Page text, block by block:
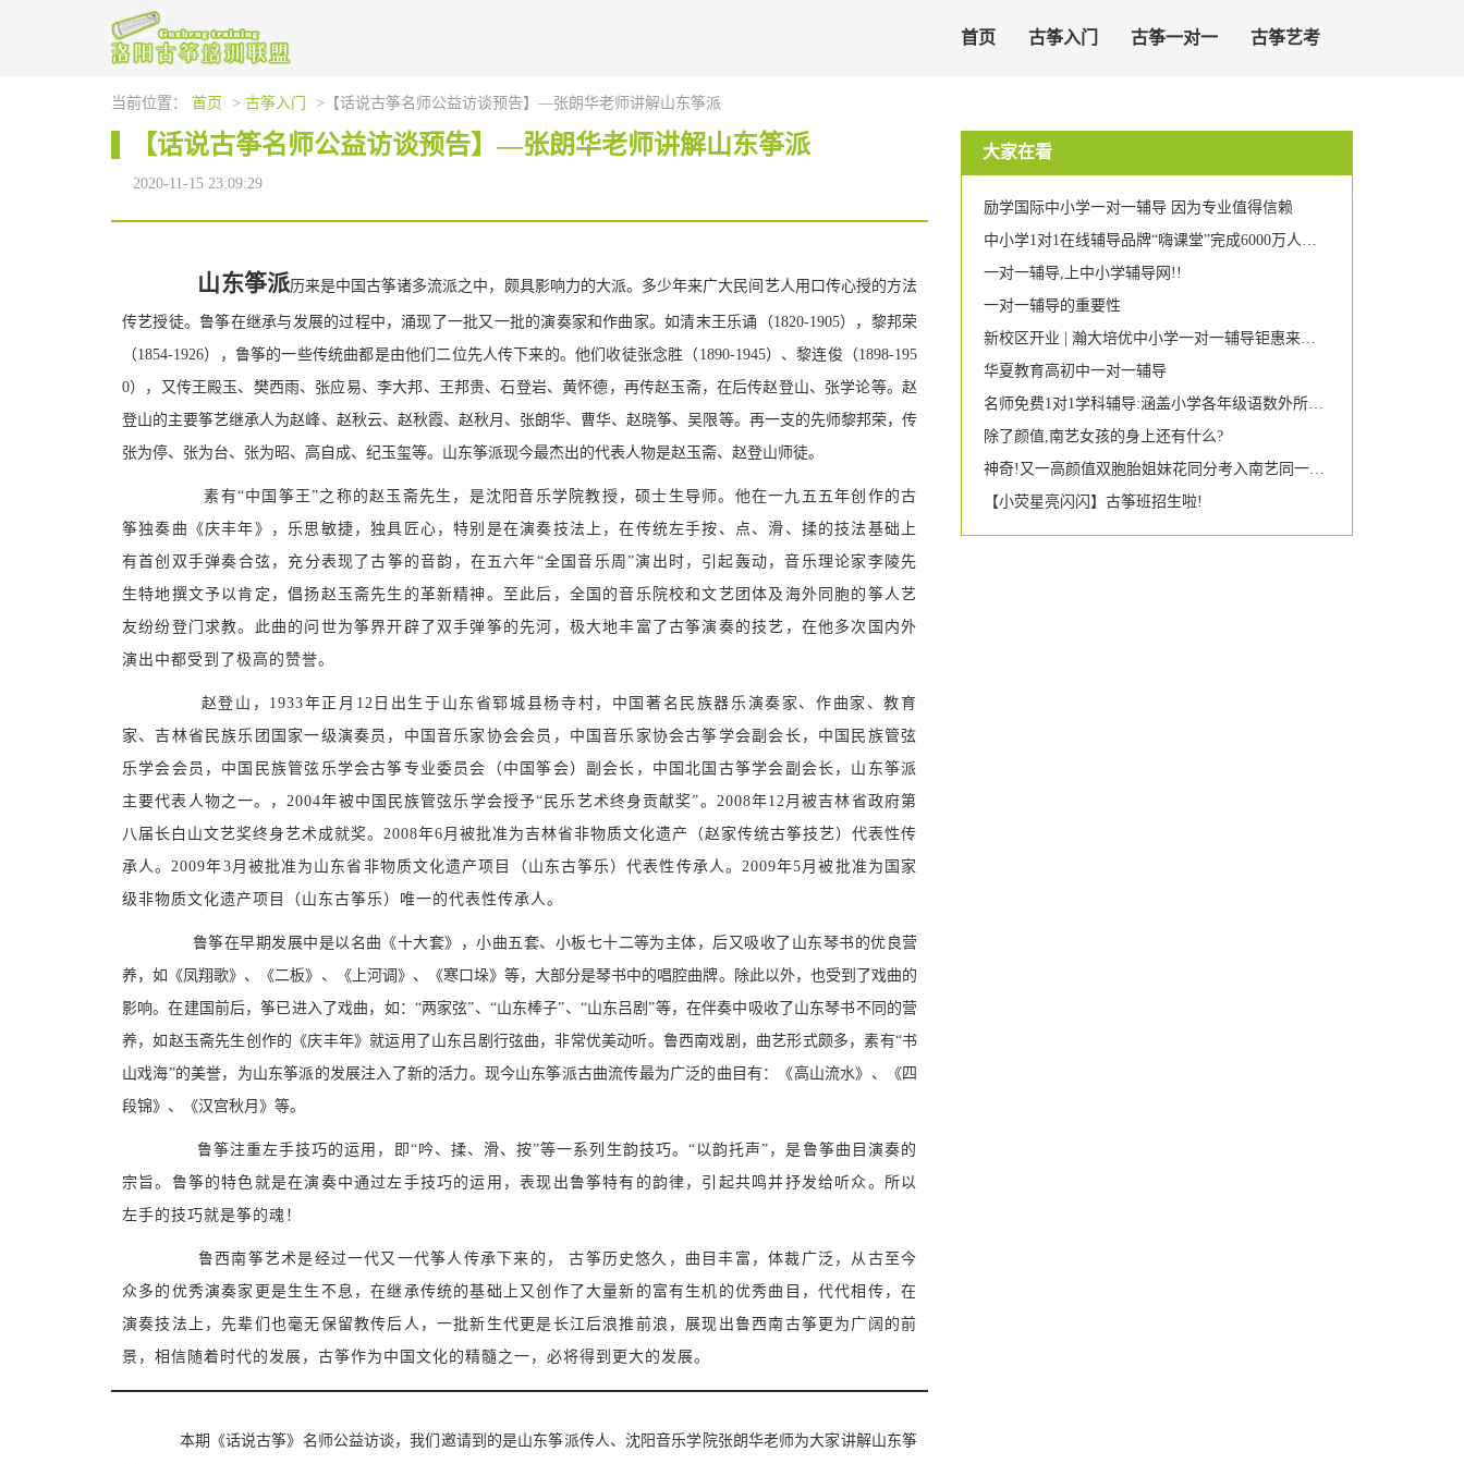
首页 古筝入门 古筝一对一 古筝艺考
当前位置： 首页 > 古筝入门 >【话说古筝名师公益访谈预告】—张朗华老师讲解山东筝派
【话说古筝名师公益访谈预告】—张朗华老师讲解山东筝派
2020-11-15 23:09:29
山东筝派历来是中国古筝诸多流派之中，颇具影响力的大派。多少年来广大民间艺人用口传心授的方法
传艺授徒。鲁筝在继承与发展的过程中，涌现了一批又一批的演奏家和作曲家。如清末王乐诵（1820-1905），黎邦荣
（1854-1926），鲁筝的一些传统曲都是由他们二位先人传下来的。他们收徒张念胜（1890-1945）、黎连俊（1898-195
0），又传王殿玉、樊西雨、张应易、李大邦、王邦贵、石登岩、黄怀德，再传赵玉斋，在后传赵登山、张学论等。赵
登山的主要筝艺继承人为赵峰、赵秋云、赵秋霞、赵秋月、张朗华、曹华、赵晓筝、吴限等。再一支的先师黎邦荣，传
张为停、张为台、张为昭、高自成、纪玉玺等。山东筝派现今最杰出的代表人物是赵玉斋、赵登山师徒。
素有“中国筝王”之称的赵玉斋先生，是沈阳音乐学院教授，硕士生导师。他在一九五五年创作的古
筝独奏曲《庆丰年》，乐思敏捷，独具匠心，特别是在演奏技法上，在传统左手按、点、滑、揉的技法基础上
有首创双手弹奏合弦，充分表现了古筝的音韵，在五六年“全国音乐周”演出时，引起轰动，音乐理论家李陵先
生特地撰文予以肯定，倡扬赵玉斋先生的革新精神。至此后，全国的音乐院校和文艺团体及海外同胞的筝人艺
友纷纷登门求教。此曲的问世为筝界开辟了双手弹筝的先河，极大地丰富了古筝演奏的技艺，在他多次国内外
演出中都受到了极高的赞誉。
赵登山，1933年正月12日出生于山东省郓城县杨寺村，中国著名民族器乐演奏家、作曲家、教育
家、吉林省民族乐团国家一级演奏员，中国音乐家协会会员，中国音乐家协会古筝学会副会长，中国民族管弦
乐学会会员，中国民族管弦乐学会古筝专业委员会（中国筝会）副会长，中国北国古筝学会副会长，山东筝派
主要代表人物之一。，2004年被中国民族管弦乐学会授予“民乐艺术终身贡献奖”。2008年12月被吉林省政府第
八届长白山文艺奖终身艺术成就奖。2008年6月被批准为吉林省非物质文化遗产（赵家传统古筝技艺）代表性传
承人。2009年3月被批准为山东省非物质文化遗产项目（山东古筝乐）代表性传承人。2009年5月被批准为国家
级非物质文化遗产项目（山东古筝乐）唯一的代表性传承人。
鲁筝在早期发展中是以名曲《十大套》，小曲五套、小板七十二等为主体，后又吸收了山东琴书的优良营
养，如《凤翔歌》、《二板》、《上河调》、《寒口垛》等，大部分是琴书中的唱腔曲牌。除此以外，也受到了戏曲的
影响。在建国前后，筝已进入了戏曲，如：“两家弦”、“山东棒子”、“山东吕剧”等，在伴奏中吸收了山东琴书不同的营
养，如赵玉斋先生创作的《庆丰年》就运用了山东吕剧行弦曲，非常优美动听。鲁西南戏剧，曲艺形式颇多，素有“书
山戏海”的美誉，为山东筝派的发展注入了新的活力。现今山东筝派古曲流传最为广泛的曲目有：《高山流水》、《四
段锦》、《汉宫秋月》等。
鲁筝注重左手技巧的运用，即“吟、揉、滑、按”等一系列生韵技巧。“以韵托声”，是鲁筝曲目演奏的
宗旨。鲁筝的特色就是在演奏中通过左手技巧的运用，表现出鲁筝特有的韵律，引起共鸣并抒发给听众。所以
左手的技巧就是筝的魂！
鲁西南筝艺术是经过一代又一代筝人传承下来的， 古筝历史悠久，曲目丰富，体裁广泛，从古至今
众多的优秀演奏家更是生生不息，在继承传统的基础上又创作了大量新的富有生机的优秀曲目，代代相传，在
演奏技法上，先辈们也毫无保留教传后人，一批新生代更是长江后浪推前浪，展现出鲁西南古筝更为广阔的前
景，相信随着时代的发展，古筝作为中国文化的精髓之一，必将得到更大的发展。
本期《话说古筝》名师公益访谈，我们邀请到的是山东筝派传人、沈阳音乐学院张朗华老师为大家讲解山东筝
大家在看
励学国际中小学一对一辅导 因为专业值得信赖
中小学1对1在线辅导品牌“嗨课堂”完成6000万人民币A+轮融资,基因资本、亦联资本投资
一对一辅导,上中小学辅导网!!
一对一辅导的重要性
新校区开业 | 瀚大培优中小学一对一辅导钜惠来袭,还加送晚辅班!
华夏教育高初中一对一辅导
名师免费1对1学科辅导:涵盖小学各年级语数外所有知识点!更有学科诊断和学习规划建议给到你!
除了颜值,南艺女孩的身上还有什么?
神奇!又一高颜值双胞胎姐妹花同分考入南艺同一专业
【小荧星亮闪闪】古筝班招生啦!